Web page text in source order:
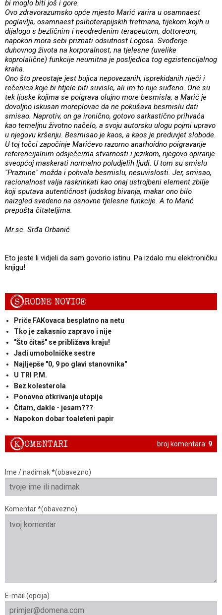
bi moglo biti još i gore.
Ovo zdravorazumsko opće mjesto Marić varira u osamnaest
poglavlja, osamnaest psihoterapijskih tretmana, tijekom kojih u
dijalogu s bezličnim i neodređenim terapeutom, dottoreom,
napokon mora sebi priznati odsutnost Logosa. Svođenje
duhovnog života na korporalnost, na tjelesne (uvelike
koprolalične) funkcije neumitna je posljedica tog egzistencijalnog
kraha.
Ono što preostaje jest bujica nepovezanih, isprekidanih riječi i
rečenica koje bi htjele biti suvisle, ali im to nije suđeno. One su
tek ljuske kojima se poigrava olujno more besmisla, a Marić je
dovoljno iskusan moreplovac da ne pokušava besmislu dati
smisao. Naprotiv, on ga ironično, gotovo sarkastično prihvaća
kao temeljnu životno načelo, a svoju autorsku ulogu pojmi upravo
u njegovu kršenju. Besmisao je kaos, a kaos je preduvjet slobode.
U toj točci započinje Marićevo razorno anarhoidno poigravanje
referencijalnim odsječcima stvarnosti i jezikom, njegovo opiranje
sveopćoj maskerati normalno poludjelih ljudi. U tom su smislu
"Praznine" možda i pohvala besmislu, nesuvislosti. Jer, smisao,
racionalnost valja raskrinkati kao onaj ustrojbeni element zbilje
koji sputava autentičnost ljudskog bivanja, makar ono bilo
naizgled svedeno na osnovne tjelesne funkcije. A to Marić
prepušta čitateljima.
Mr.sc. Srđa Orbanić
Eto jeste li vidjeli da sam govorio istinu. Pa izdalo mu elektroničku
knjigu!
SRODNE NOVICE
Priče FAKovaca besplatno na netu
Tko je zakasnio zapravo i nije
"Što čitaš" se približava kraju!
Jadi umobolničke sestre
Najljepše "0, 9 po glavi stanovnika"
U TRI P.M.
Bez kolesterola
Ponovno otkrivanje utopije
Čitam, dakle - jesam???
Napokon dobar toaleteni papir
broj komentara: 9
KOMENTARI
Ime / nadimak *(obavezno)
Komentar *(obavezno)
E-mail (opcija)